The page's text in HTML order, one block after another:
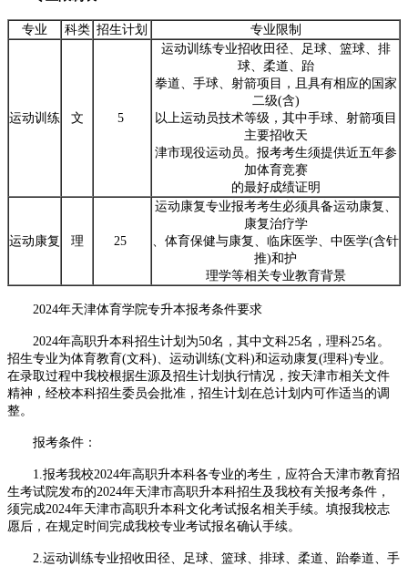
专业 科类 招生计划 专业限制
运动训练 文 5
运动训练专业招收田径、足球、篮球、排
球、柔道、跆
拳道、手球、射箭项目，且具有相应的国家
二级(含)
以上运动员技术等级，其中手球、射箭项目
主要招收天
津市现役运动员。报考考生须提供近五年参
加体育竞赛
的最好成绩证明
运动康复 理 25
运动康复专业报考考生必须具备运动康复、
康复治疗学
、体育保健与康复、临床医学、中医学(含针
推)和护
理学等相关专业教育背景
2024年天津体育学院专升本报考条件要求
2024年高职升本科招生计划为50名，其中文科25名，理科25名。
招生专业为体育教育(文科)、运动训练(文科)和运动康复(理科)专业。
在录取过程中我校根据生源及招生计划执行情况，按天津市相关文件
精神，经校本科招生委员会批准，招生计划在总计划内可作适当的调
整。
报考条件：
1.报考我校2024年高职升本科各专业的考生，应符合天津市教育招
生考试院发布的2024年天津市高职升本科招生及我校有关报考条件，
须完成2024年天津市高职升本科文化考试报名相关手续。填报我校志
愿后，在规定时间完成我校专业考试报名确认手续。
2.运动训练专业招收田径、足球、篮球、排球、柔道、跆拳道、手